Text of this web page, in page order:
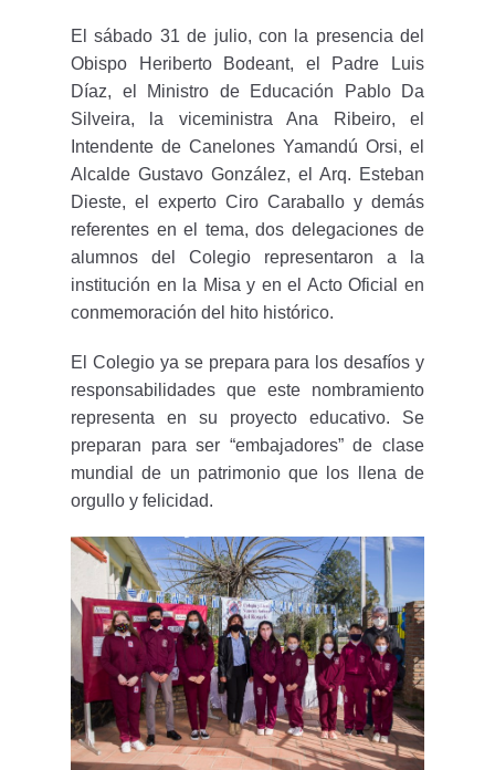
El sábado 31 de julio, con la presencia del
Obispo Heriberto Bodeant, el Padre Luis
Díaz, el Ministro de Educación Pablo Da
Silveira, la viceministra Ana Ribeiro, el
Intendente de Canelones Yamandú Orsi, el
Alcalde Gustavo González, el Arq. Esteban
Dieste, el experto Ciro Caraballo y demás
referentes en el tema, dos delegaciones de
alumnos del Colegio representaron a la
institución en la Misa y en el Acto Oficial en
conmemoración del hito histórico.
El Colegio ya se prepara para los desafíos y
responsabilidades que este nombramiento
representa en su proyecto educativo. Se
preparan para ser “embajadores” de clase
mundial de un patrimonio que los llena de
orgullo y felicidad.